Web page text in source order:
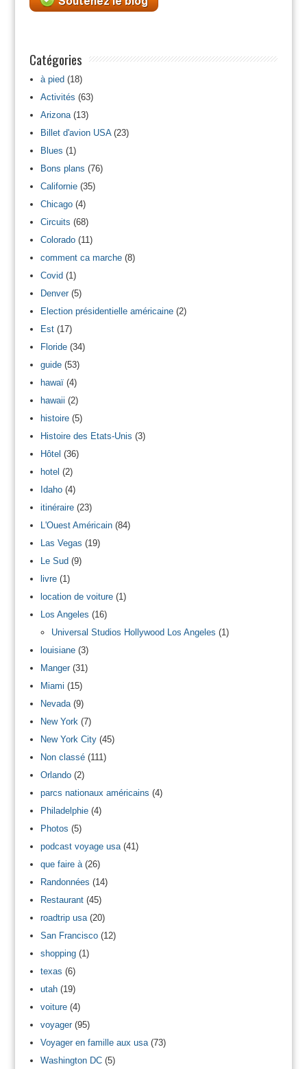
Catégories
à pied(18)
Activités (63)
Arizona(13)
Billet d'avion USA(23)
Blues (1)
Bons plans (76)
Californie(35)
Chicago(4)
Circuits (68)
Colorado(11)
comment ca marche(8)
Covid(1)
Denver(5)
Election présidentielle américaine(2)
Est(17)
Floride(34)
guide(53)
hawaï(4)
hawaii (2)
histoire(5)
Histoire des Etats-Unis (3)
Hôtel (36)
hotel (2)
Idaho(4)
itinéraire(23)
L'Ouest Américain(84)
Las Vegas (19)
Le Sud(9)
livre(1)
location de voiture(1)
Los Angeles (16)
Universal Studios Hollywood Los Angeles (1)
louisiane(3)
Manger(31)
Miami (15)
Nevada(9)
New York (7)
New York City(45)
Non classé(111)
Orlando(2)
parcs nationaux américains (4)
Philadelphie(4)
Photos (5)
podcast voyage usa(41)
que faire à(26)
Randonnées (14)
Restaurant(45)
roadtrip usa(20)
San Francisco(12)
shopping(1)
texas (6)
utah(19)
voiture(4)
voyager(95)
Voyager en famille aux usa(73)
Washington DC(5)